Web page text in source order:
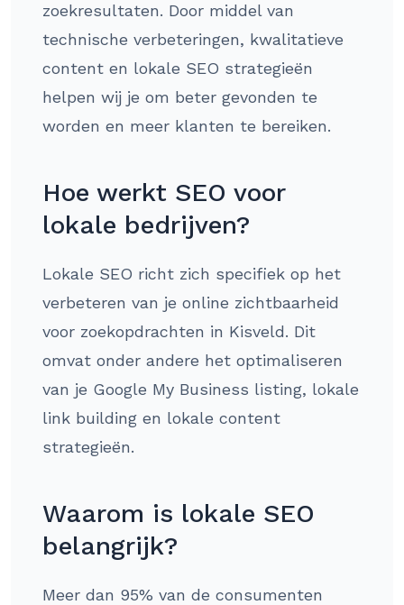
zoekresultaten. Door middel van
technische verbeteringen, kwalitatieve
content en lokale SEO strategieën
helpen wij je om beter gevonden te
worden en meer klanten te bereiken.
Hoe werkt SEO voor
lokale bedrijven?
Lokale SEO richt zich specifiek op het
verbeteren van je online zichtbaarheid
voor zoekopdrachten in Kisveld. Dit
omvat onder andere het optimaliseren
van je Google My Business listing, lokale
link building en lokale content
strategieën.
Waarom is lokale SEO
belangrijk?
Meer dan 95% van de consumenten